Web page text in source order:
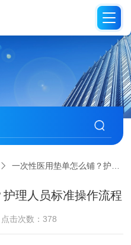
一次性医用垫单怎么铺？护理人员标准操作流程
理人员标准操作流程
点击次数：378